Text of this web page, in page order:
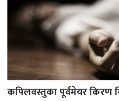
कपिलवस्तुका पूर्वमेयर